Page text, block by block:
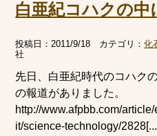
白亜紀コハクの中
投稿日：2011/9/18 カテゴリ：化
社
先日、白亜紀時代のコハク
の報道がありました。
http://www.afpbb.com/
it/science-technology/